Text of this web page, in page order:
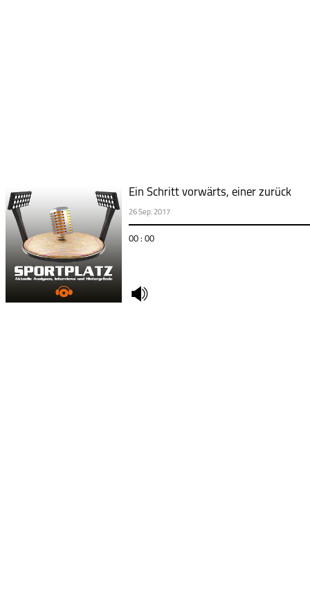
Ein Schritt vorwärts, einer zurück
26 Sep. 2017
00 : 00